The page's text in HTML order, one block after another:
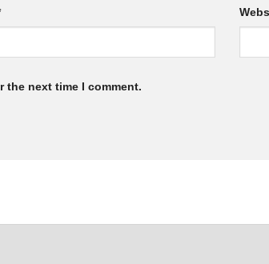
the next time I comment.